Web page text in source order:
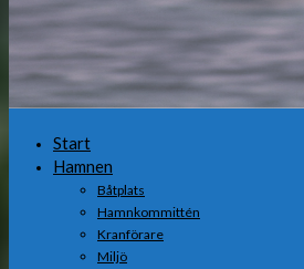
Start
Hamnen
Båtplats
Hamnkommittén
Kranförare
Miljö